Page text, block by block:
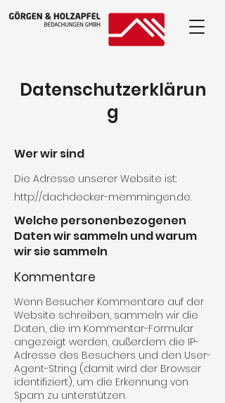
Datenschutzerklärun
g
Wer wir sind
Die Adresse unserer Website ist:
http://dachdecker-memmingen.de.
Welche personenbezogenen
Daten wir sammeln und warum
wir sie sammeln
Kommentare
Wenn Besucher Kommentare auf der
Website schreiben, sammeln wir die
Daten, die im Kommentar-Formular
angezeigt werden, außerdem die IP-
Adresse des Besuchers und den User-
Agent-String (damit wird der Browser
identifiziert), um die Erkennung von
Spam zu unterstützen.